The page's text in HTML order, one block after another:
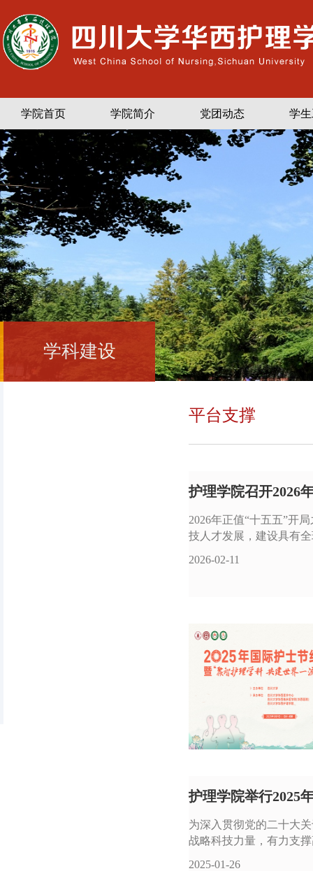
学院首页 学院简介 党团动态 学
学科建设
平台支撑
护理学院召开2026
2026年正值“十五五”开
技人才发展，建设具有
2026-02-11
护理学院举行2025
为深入贯彻党的二十大
战略科技力量，有力支
2025-01-26